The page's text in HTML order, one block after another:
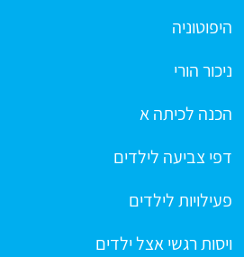
היפוטוניה
ניכור הורי
הכנה לכיתה א
דפי צביעה לילדים
פעילויות לילדים
ויסות רגשי אצל ילדים